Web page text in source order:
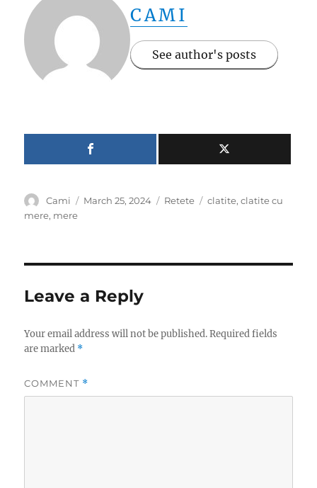
CAMI
See author's posts
Author
Cami
Posted
March 25, 2024 Categories
Retete Tags
clatite,clatite cu
mere, mere
Leave a Reply
Your email address will not be published. Required fields
are marked *
COMMENT *